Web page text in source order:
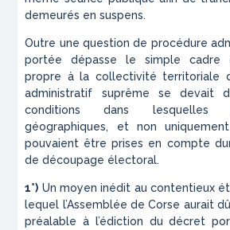
demeurés en suspens.
Outre une question de procédure
portée dépasse le simple cadre
propre à la collectivité territoriale
administratif suprême se devait
conditions dans lesquelles
géographiques, et non
pouvaient être prises en compte
de découpage électoral.
1°) Un moyen inédit au contentieux
lequel l’Assemblée de Corse aurait
préalable à l’édiction du décret